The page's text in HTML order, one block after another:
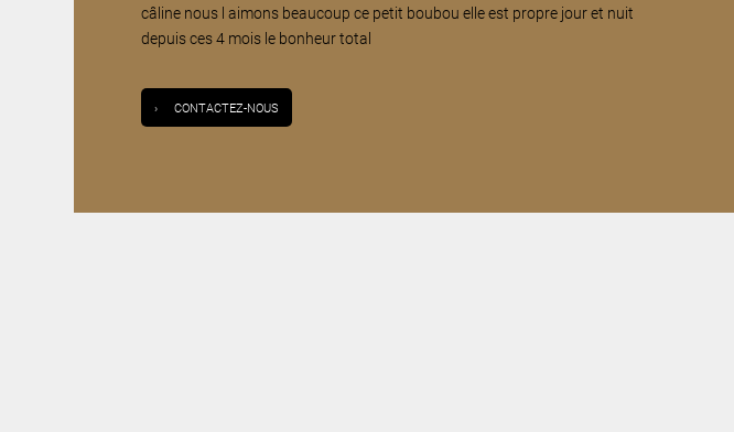
câline nous l aimons beaucoup ce petit boubou elle est propre jour et nuit
depuis ces 4 mois le bonheur total
› CONTACTEZ-NOUS